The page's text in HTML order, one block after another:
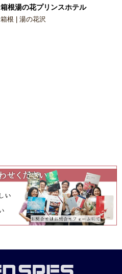
箱根湯の花プリンスホテル
箱根 | 湯の花沢